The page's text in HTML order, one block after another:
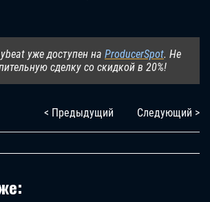
уже доступен на ProducerSpot. Не
сделку со скидкой в 20%!
< Предыдущий Следующий >